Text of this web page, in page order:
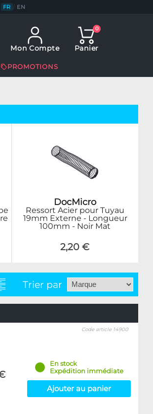
FR / EN
Mon Compte
0
Panier
PROMOTIONS
DocMicro
Ressort Acier pour Tuyau
19mm Externe - Longueur
100mm - Noir Mat
2,20 €
Trier par
Code article 14900
En stock
Expédition immédiate
Ajouter au panier